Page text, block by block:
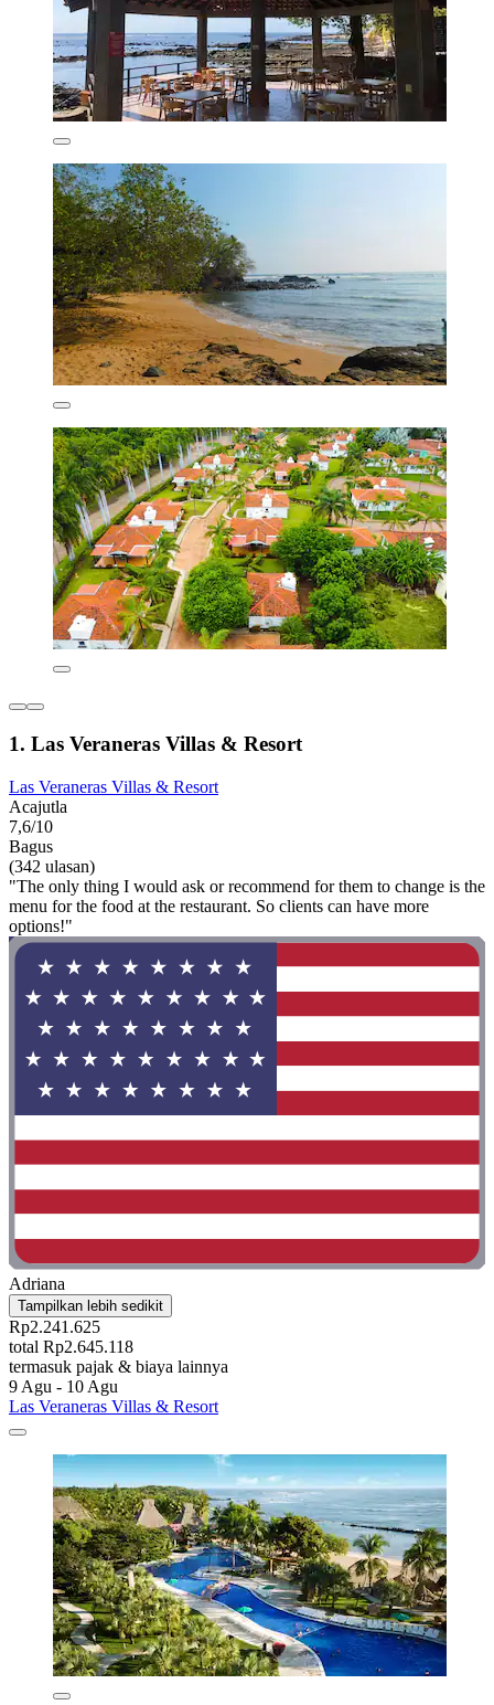
1. Las Veraneras Villas & Resort
Las Veraneras Villas & Resort
Acajutla
7,6/10
Bagus
(342 ulasan)
"The only thing I would ask or recommend for them to change is the
menu for the food at the restaurant. So clients can have more
options!"
Adriana
Tampilkan lebih sedikit
Rp2.241.625
total Rp2.645.118
termasuk pajak & biaya lainnya
9 Agu - 10 Agu
Las Veraneras Villas & Resort